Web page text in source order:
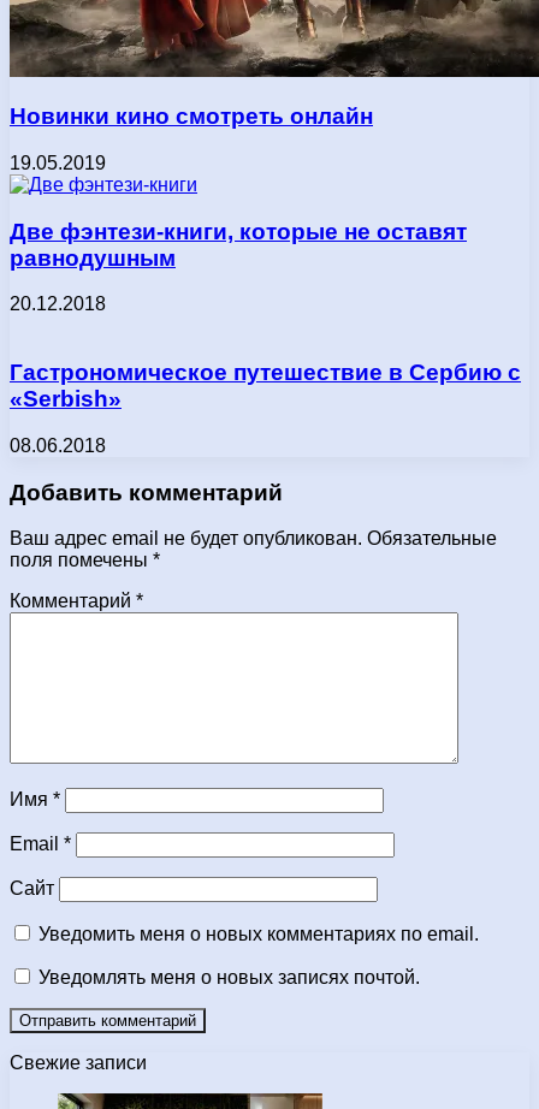
Новинки кино смотреть онлайн
19.05.2019
Две фэнтези-книги, которые не оставят
равнодушным
20.12.2018
Гастрономическое путешествие в Сербию с
«Serbish»
08.06.2018
Добавить комментарий
Ваш адрес email не будет опубликован. Обязательные
поля помечены *
Комментарий *
Имя *
Email *
Сайт
Уведомить меня о новых комментариях по email.
Уведомлять меня о новых записях почтой.
Свежие записи